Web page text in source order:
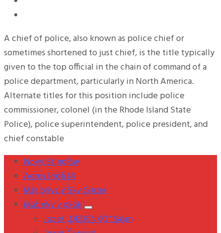
A chief of police, also known as police chief or
sometimes shortened to just chief, is the title typically
given to the top official in the chain of command of a
police department, particularly in North America.
Alternate titles for this position include police
commissioner, colonel (in the Rhode Island State
Police), police superintendent, police president, and
chief constable
Nový StingRay
Aeros Profi 14
Môj bývalý Sky Glider
Mašinky v okolí
Jozef „DEDENKO“ Sajan